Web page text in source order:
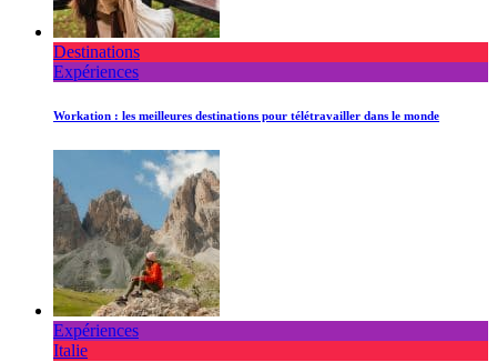
Destinations
Expériences
Workation : les meilleures destinations pour télétravailler dans le monde
Expériences
Italie